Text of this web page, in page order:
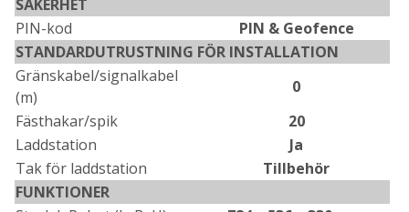
SÄKERHET
PIN-kod
PIN & Geofence
STANDARDUTRUSTNING FÖR INSTALLATION
Gränskabel/signalkabel
(m)
0
Fästhakar/spik
20
Laddstation
Ja
Tak för laddstation
Tillbehör
FUNKTIONER